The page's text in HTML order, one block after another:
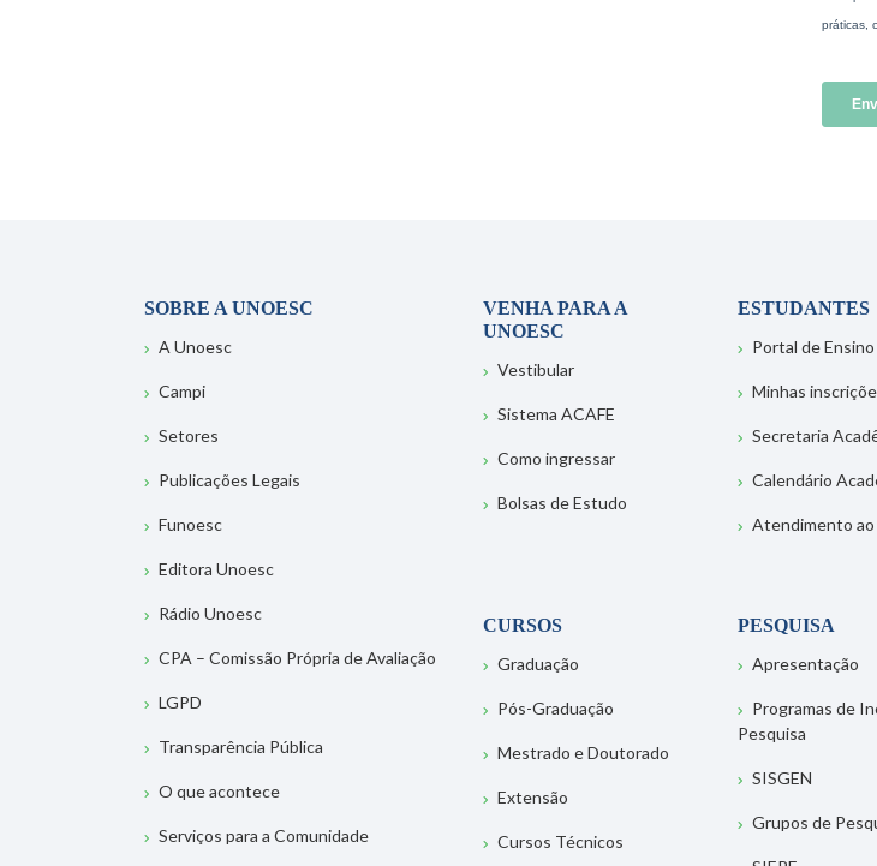
SOBRE A UNOESC
A Unoesc
Campi
Setores
Publicações Legais
Funoesc
Editora Unoesc
Rádio Unoesc
CPA – Comissão Própria de Avaliação
LGPD
Transparência Pública
O que acontece
Serviços para a Comunidade
VENHA PARA A
UNOESC
Vestibular
Sistema ACAFE
Como ingressar
Bolsas de Estudo
ESTUDANTES
Portal de Ensino
Minhas
Secretaria
Calendário
Atendimento
CURSOS
Graduação
Pós-Graduação
Mestrado e Doutorado
Extensão
Cursos Técnicos
PESQUISA
Apresentação
Programas de
Pesquisa
SISGEN
Grupos de